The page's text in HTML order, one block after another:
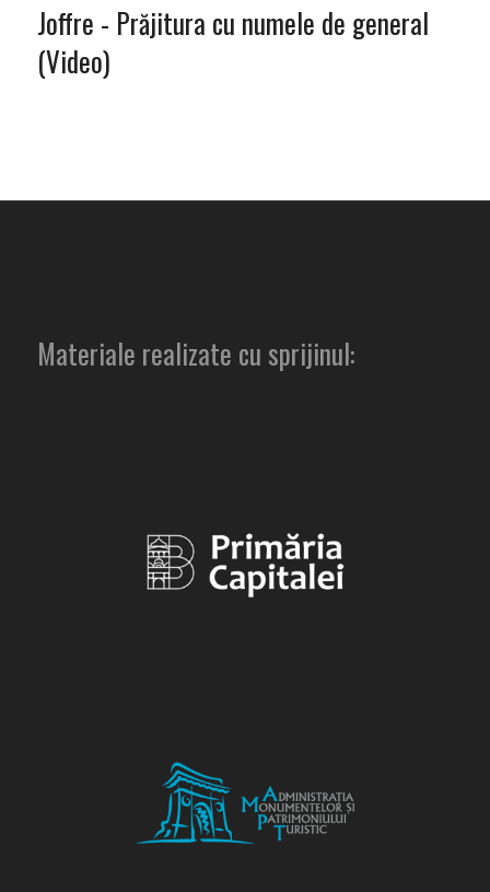
Joffre - Prăjitura cu numele de general
(Video)
Materiale realizate cu sprijinul: